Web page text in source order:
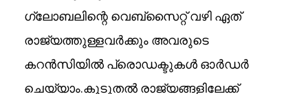
ഗ്ലോബലിന്റെ വെബ്സൈറ്റ് വഴി ഏത്
രാജ്യത്തുള്ളവർക്കും അവരുടെ
കറൻസിയിൽ പ്രൊഡക്ടുകൾ ഓർഡർ
ചെയ്യാം.കൂടുതൽ രാജ്യങ്ങളിലേക്ക്